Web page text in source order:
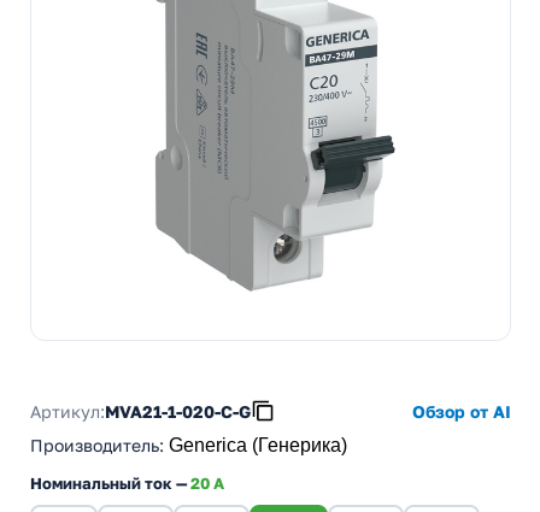
Артикул:MVA21-1-020-C-G
Обзор от AI
Производитель: Generica (Генерика)
Номинальный ток —20 A